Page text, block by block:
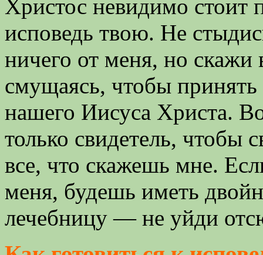
Христос невидимо стоит
исповедь твою. Не
ничего от меня, но скажи
смущаясь, чтобы принять
нашего Иисуса Христа.
только свидетель, чтобы
все, что скажешь мне.
меня, будешь иметь
лечебницу ― не уйди